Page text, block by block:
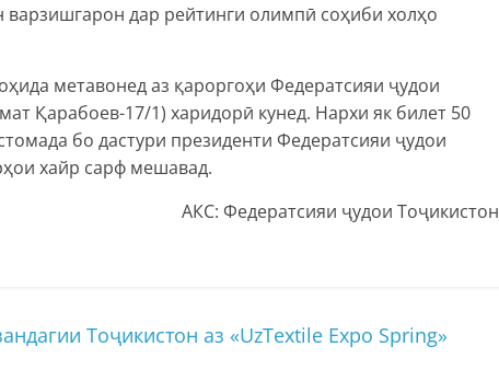
дар рейтинги олимпӣ соҳиби холҳо
метавонед аз қароргоҳи Федератсияи ҷудои
Қарабоев-17/1) харидорӣ кунед. Нархи як билет 50
бо дастури президенти Федератсияи ҷудои
хайр сарф мешавад.
АКС: Федератсияи ҷудои Тоҷикистон
Тоҷикистон аз «UzTextile Expo Spring»